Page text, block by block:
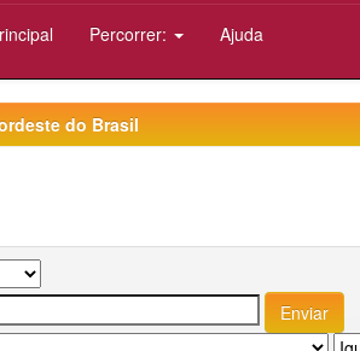
Percorrer: Ajuda
do Brasil